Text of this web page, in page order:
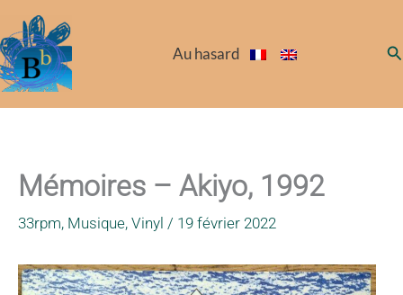
au
contenu
Au hasard
Mémoires – Akiyo, 1992
33rpm, Musique, Vinyl / 19 février 2022